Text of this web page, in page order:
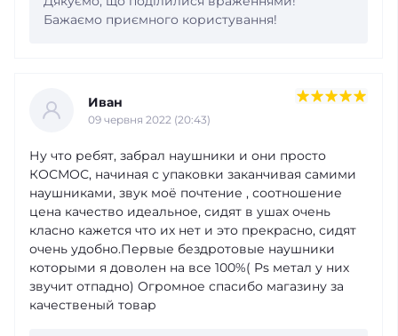
Бажаємо приємного користування!
Иван
09 червня 2022 (20:43)
Ну что ребят, забрал наушники и они просто
КОСМОС, начиная с упаковки заканчивая самими
наушниками, звук моё почтение , соотношение
цена качество идеальное, сидят в ушах очень
класно кажется что их нет и это прекрасно, сидят
очень удобно.Первые бездротовые наушники
которыми я доволен на все 100%( Ps метал у них
звучит отпадно) Огромное спасибо магазину за
качественый товар